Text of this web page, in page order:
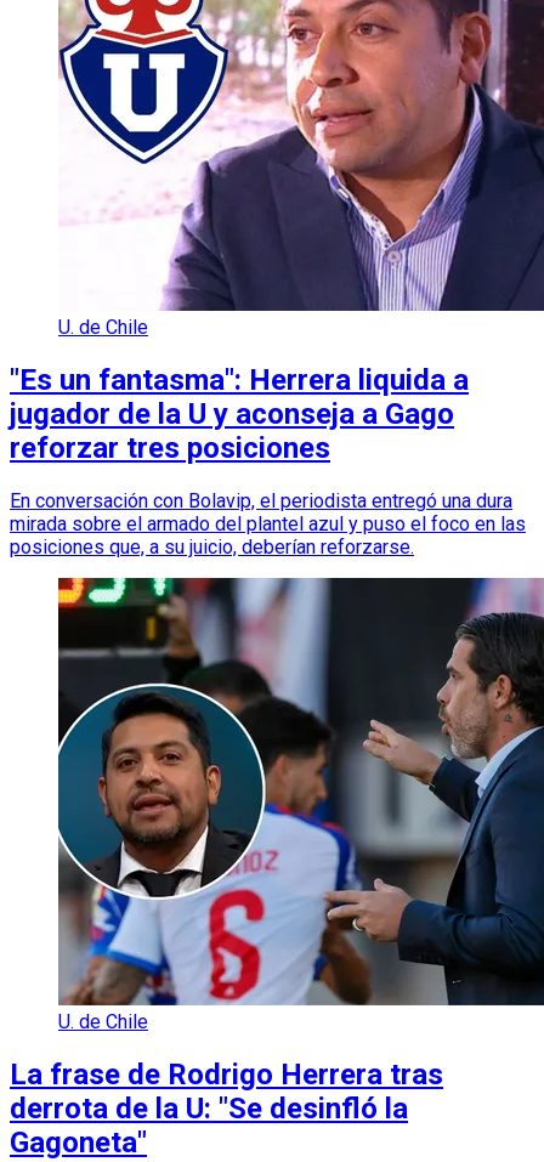
U. de Chile
"Es un fantasma": Herrera liquida a
jugador de la U y aconseja a Gago
reforzar tres posiciones
En conversación con Bolavip, el periodista entregó una dura
mirada sobre el armado del plantel azul y puso el foco en las
posiciones que, a su juicio, deberían reforzarse.
U. de Chile
La frase de Rodrigo Herrera tras
derrota de la U: "Se desinfló la
Gagoneta"